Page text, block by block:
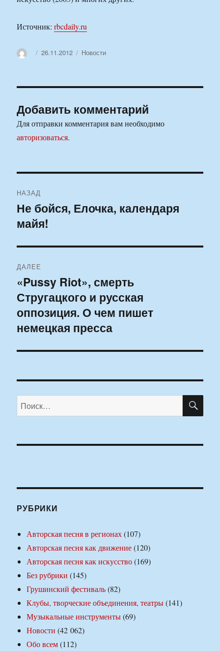
Источник:rbcdaily.ru
АвторОпубликовано
26.11.2012 Рубрики
Новости
Добавить комментарий
Для отправки комментария вам необходимо
авторизоваться.
по
записям
НАЗАД
Предыдущая
запись:
Не бойся, Елочка, календаря
майя!
ДАЛЕЕ
Следующая
запись:
«Pussy Riot», смерть
Стругацкого и русская
оппозиция. О чем пишет
немецкая пресса
Искать:
РУБРИКИ
Авторская песня в регионах(107)
Авторская песня как движение(120)
Авторская песня как искусство(169)
Без рубрики (145)
Грушинский фестиваль(82)
Клубы, творческие объединения, театры(141)
Музыкальные инструменты(69)
Новости (42 062)
Обо всем(112)